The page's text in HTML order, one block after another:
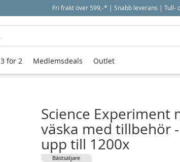
Fri frakt över 599,-* | Snabb leverans | Tull-
Science Experiment
väska med tillbehör
upp till 1200x
Bästsäljare
3 för 2 Medlemsdeals Outlet